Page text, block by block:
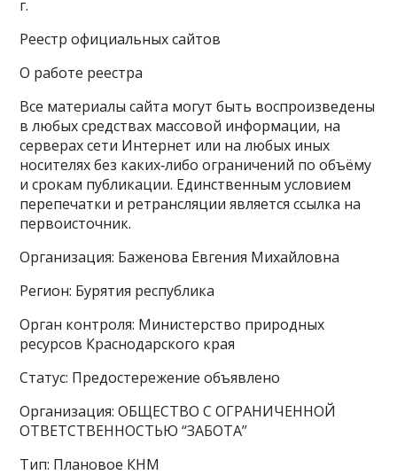
г.
Реестр официальных сайтов
О работе реестра
Все материалы сайта могут быть воспроизведены
в любых средствах массовой информации, на
серверах сети Интернет или на любых иных
носителях без каких‑либо ограничений по объёму
и срокам публикации. Единственным условием
перепечатки и ретрансляции является ссылка на
первоисточник.
Организация: Баженова Евгения Михайловна
Регион: Бурятия республика
Орган контроля: Министерство природных
ресурсов Краснодарского края
Статус: Предостережение объявлено
Организация: ОБЩЕСТВО С ОГРАНИЧЕННОЙ
ОТВЕТСТВЕННОСТЬЮ “ЗАБОТА”
Тип: Плановое КНМ